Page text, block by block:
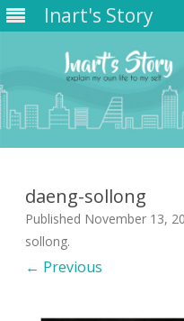
Inart's Story
daeng-sollong
Published November 13,
sollong.
← Previous